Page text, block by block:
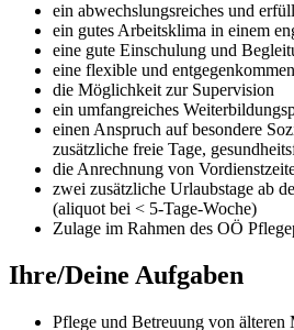
ein abwechslungsreiches und
ein gutes Arbeitsklima in einem
eine gute Einschulung und
eine flexible und
die Möglichkeit zur Supervision
ein umfangreiches
einen Anspruch auf besondere
zusätzliche freie Tage,
die Anrechnung von
zwei zusätzliche Urlaubstage ab
(aliquot bei < 5-Tage-Woche)
Zulage im Rahmen des OÖ
Ihre/Deine Aufgaben
Pflege und Betreuung von